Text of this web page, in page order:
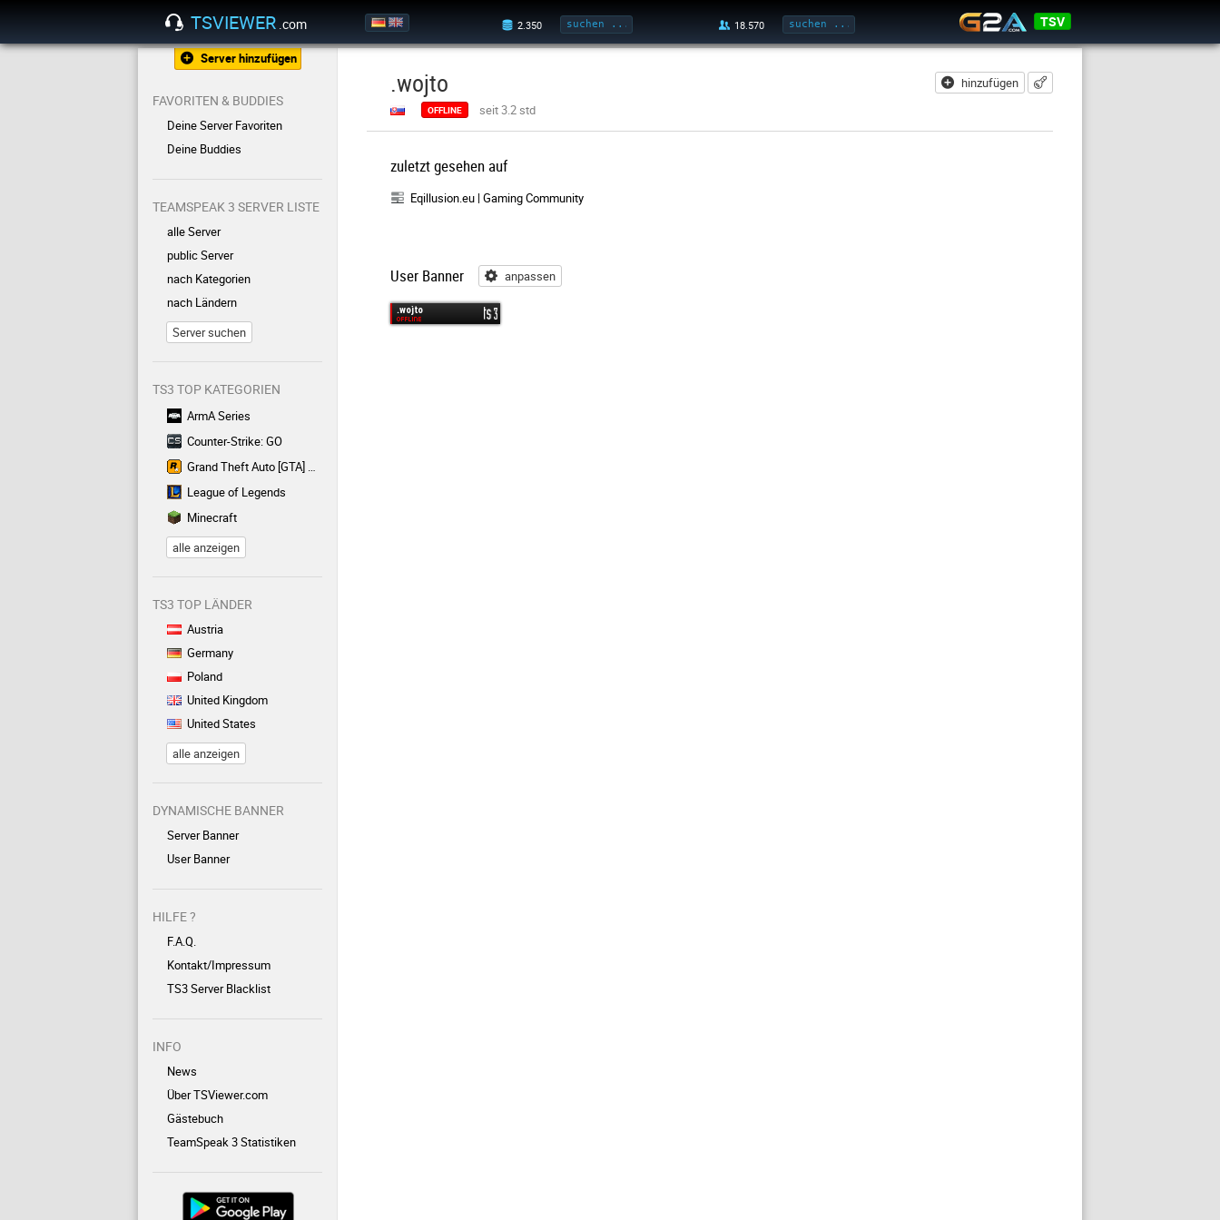
TSVIEWER .com TSV
Server hinzufügen
FAVORITEN & BUDDIES
Deine Server Favoriten
Deine Buddies
TEAMSPEAK 3 SERVER LISTE
alle Server
public Server
nach Kategorien
nach Ländern
Server suchen
TS3 TOP KATEGORIEN
ArmA Series
Counter-Strike: GO
Grand Theft Auto [GTA] Series
League of Legends
Minecraft
alle anzeigen
TS3 TOP LÄNDER
Austria
Germany
Poland
United Kingdom
United States
alle anzeigen
DYNAMISCHE BANNER
Server Banner
User Banner
HILFE ?
F.A.Q.
Kontakt/Impressum
TS3 Server Blacklist
INFO
News
Über TSViewer.com
Gästebuch
TeamSpeak 3 Statistiken
hinzufügen
.wojto
OFFLINE seit 3.2 std
zuletzt gesehen auf
Eqillusion.eu | Gaming Community
User Banner anpassen
anpassen